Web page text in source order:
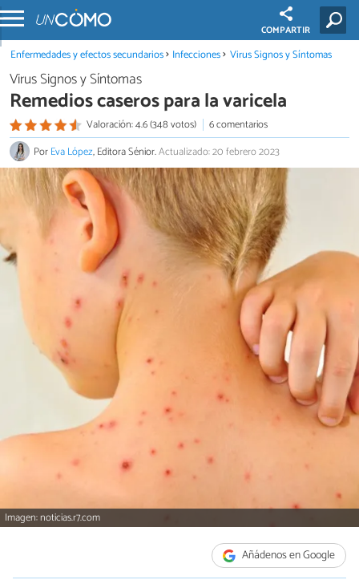
COMPARTIR
Enfermedades y efectos secundarios Infecciones Virus Signos y Síntomas
Virus Signos y Síntomas
Remedios caseros para la varicela
Valoración: 4.6 (348 votos)
6 comentarios
PorEva López, Editora Sénior.Actualizado: 20 febrero 2023
Imagen: noticias.r7.com
Añádenos en Google